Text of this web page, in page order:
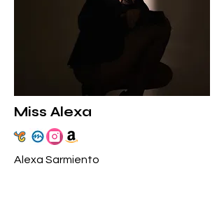
Miss Alexa
Alexa Sarmiento